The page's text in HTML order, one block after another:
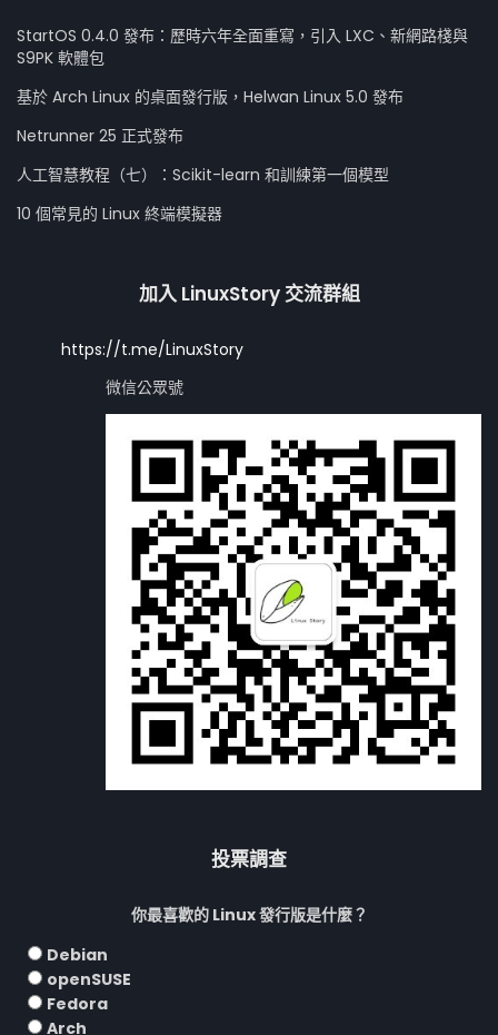
StartOS 0.4.0 發布：歷時六年全面重寫，引入 LXC、新網路棧與
S9PK 軟體包
基於 Arch Linux 的桌面發行版，Helwan Linux 5.0 發布
Netrunner 25 正式發布
人工智慧教程（七）：Scikit-learn 和訓練第一個模型
10 個常見的 Linux 終端模擬器
加入 LinuxStory 交流群組
https://t.me/LinuxStory
微信公眾號
投票調查
你最喜歡的 Linux 發行版是什麼？
Debian
openSUSE
Fedora
Arch